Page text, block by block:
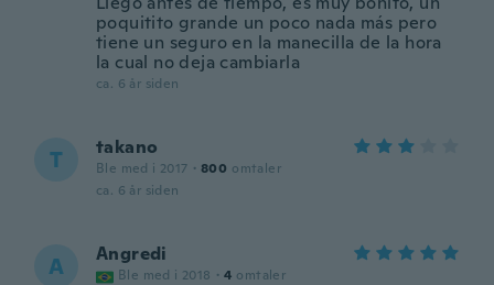
poquitito grande un poco nada más pero
tiene un seguro en la manecilla de la hora
la cual no deja cambiarla
ca. 6 år siden
T takano
Ble med i 2017 · 800 omtaler
ca. 6 år siden
A Angredi
Ble med i 2018 · 4 omtaler